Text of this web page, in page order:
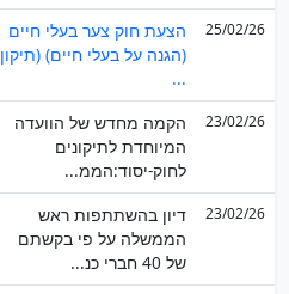
25/02/26
הצעת חוק צער בעלי חיים
(הגנה על בעלי חיים) (תיקון
...
23/02/26
הקמה מחדש של הוועדה
המיוחדת לתיקונים
לחוק-יסוד:הממ...
23/02/26
דיון בהשתתפות ראש
הממשלה על פי בקשתם
של 40 חברי כנ...